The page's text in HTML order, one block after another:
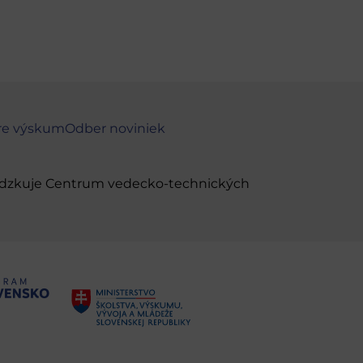
výskumOdber noviniek
Centrum vedecko-technických